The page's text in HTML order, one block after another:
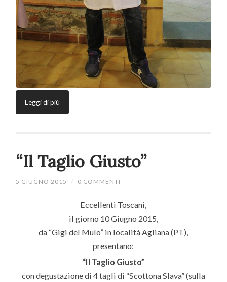
Leggi di più
“Il Taglio Giusto”
5 GIUGNO 2015 / 0 COMMENTI
Eccellenti Toscani,
il giorno 10 Giugno 2015,
da “Gigi del Mulo” in località Agliana (PT),
presentano:
“Il Taglio Giusto”
con degustazione di 4 tagli di “Scottona Slava” (sulla